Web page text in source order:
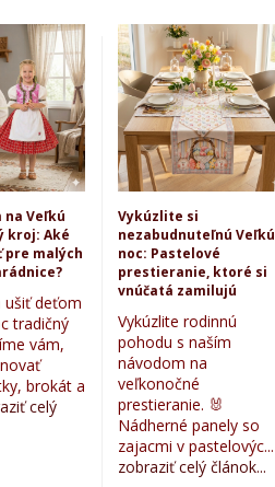
na Veľkú
kroj: Aké
malých
ušiť deťom
tradičný
vám,
brokát a
celý
Vykúzlite si
nezabudnuteľnú Veľkú
noc: Pastelové
prestieranie, ktoré si
vnúčatá zamilujú
Vykúzlite rodinnú
pohodu s naším
návodom na
veľkonočné
prestieranie. 🐰
Nádherné panely so
zajacmi v pastelovýc...
zobraziť celý článok...